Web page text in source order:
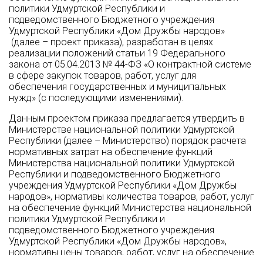
политики Удмуртской Республики и
подведомственного Бюджетного учреждения
Удмуртской Республики «Дом Дружбы народов»
(далее – проект приказа), разработан в целях
реализации положений статьи 19 Федерального
закона от 05.04.2013 № 44-ФЗ «О контрактной системе
в сфере закупок товаров, работ, услуг для
обеспечения государственных и муниципальных
нужд» (с последующими изменениями).
Данным проектом приказа предлагается утвердить в
Министерстве национальной политики Удмуртской
Республики (далее – Министерство) порядок расчета
нормативных затрат на обеспечение функций
Министерства национальной политики Удмуртской
Республики и подведомственного Бюджетного
учреждения Удмуртской Республики «Дом Дружбы
народов», нормативы количества товаров, работ, услуг
на обеспечение функций Министерства национальной
политики Удмуртской Республики и
подведомственного Бюджетного учреждения
Удмуртской Республики «Дом Дружбы народов»,
нормативы цены товаров, работ, услуг на обеспечение